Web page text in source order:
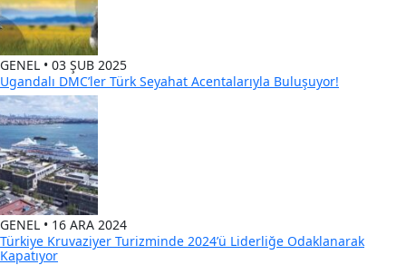
GENEL • 03 ŞUB 2025
Ugandalı DMC’ler Türk Seyahat Acentalarıyla Buluşuyor!
GENEL • 16 ARA 2024
Türkiye Kruvaziyer Turizminde 2024’ü Liderliğe Odaklanarak
Kapatıyor